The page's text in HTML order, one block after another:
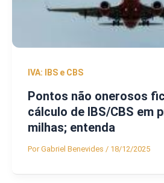
IVA: IBS e CBS
Pontos não onerosos
cálculo de IBS/CBS em
milhas; entenda
PorGabriel Benevides / 18/12/2025